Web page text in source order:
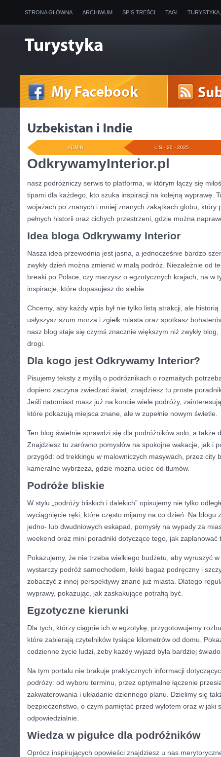
STRONA GŁÓWNA ARCHIWUM SPIS TREŚCI TAGI
LIS - 20 - 2025
ADMIN
OdkrywamyInterior.pl
nasz podróżniczy serwis to platforma, w którym łączy się
tipami dla każdego, kto szuka inspiracji na kolejną wyprawę.
wojażach po znanych i mniej znanych zakątkach globu, który
pełnych historii oraz cichych przestrzeni, gdzie można
Idea bloga Odkrywamy Interior
Nasza idea przewodnia jest jasna, a jednocześnie bardzo
zwykły dzień można zmienić w małą podróż. Niezależnie od
breaki po Polsce, czy marzysz o egzotycznych krajach, na w
inspiracje, które dopasujesz do siebie.
Chcemy, aby każdy wpis był nie tylko listą atrakcji, ale historią
usłyszysz szum morza i zgiełk miasta oraz spotkasz
nasz blog staje się czymś znacznie większym niż zwykły
drogi.
Dla kogo jest Odkrywamy Interior?
Pisujemy teksty z myślą o podróżnikach o rozmaitych
dopiero zaczyna zwiedzać świat, znajdziesz tu proste
Jeśli natomiast masz już na koncie wiele podróży,
które pokazują miejsca znane, ale w zupełnie nowym świetle.
Ten blog świetnie sprawdzi się dla podróżników solo, a także
Znajdziesz tu zarówno pomysłów na spokojne wakacje, jak i
przygód: od trekkingu w malowniczych masywach, przez city
kameralne wybrzeża, gdzie można uciec od tłumów.
Podróże bliskie
W stylu „podróży bliskich i dalekich” opisujemy nie tylko
wyciągnięcie ręki, które często mijamy na co dzień. Na blogu
jedno- lub dwudniowych eskapad, pomysły na wypady za
weekend oraz mini poradniki dotyczące tego, jak zaplanować
Pokazujemy, że nie trzeba wielkiego budżetu, aby wyruszyć
wystarczy podróż samochodem, lekki bagaż podręczny i
zobaczyć z innej perspektywy znane już miasta. Dlatego
wyprawy, pokazując, jak zaskakujące potrafią być.
Egzotyczne kierunki
Dla tych, którzy ciągnie ich w egzotykę, przygotowujemy
które zabierają czytelników tysiące kilometrów od domu.
codzienne życie ludzi, żeby każdy wyjazd była bardziej
Na tym portalu nie brakuje praktycznych informacji
podróży: od wyboru terminu, przez optymalne łączenie
zakwaterowania i układanie dziennego planu. Dzielimy się
bezpieczeństwo, o czym pamiętać przed wylotem oraz w jaki
odpowiedzialnie.
Wiedza w pigułce dla podróżników
Oprócz inspirujących opowieści znajdziesz u nas